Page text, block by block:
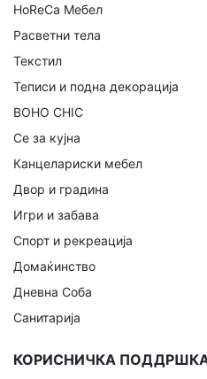
HoReCa Мебел
Расветни тела
Текстил
Теписи и подна декорација
BOHO CHIC
Се за кујна
Канцелариски мебел
Двор и градина
Игри и забава
Спорт и рекреација
Домаќинство
Дневна Соба
Санитарија
КОРИСНИЧКА